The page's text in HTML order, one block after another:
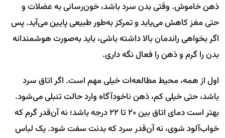
ذهن خاموش. وقتی بدن سرد باشد، خون‌رسانی به عضلات و
حتی مغز کاهش می‌یابد و تمرکز به‌طور طبیعی پایین می‌آید. پس
اگر بخواهی راندمان بالا داشته باشی، باید به‌صورت هوشمندانه
بدن را گرم و ذهن را فعال نگه داری.
اول از همه، محیط مطالعه‌ات خیلی مهم است. اگر اتاق سرد
باشد، حتی خیلی کم، ذهن ناخودآگاه وارد حالت تنبلی می‌شود.
بهتر است دمای اتاق بین ۲۰ تا ۲۲ درجه باشد؛ نه آن‌قدر گرم که
خواب‌آلود شوی، نه آن‌قدر سرد که بدنت سفت شود. یک لباس